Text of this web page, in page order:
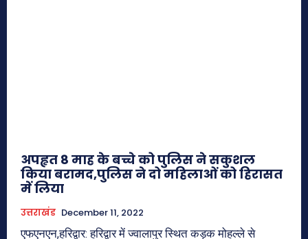
अपहृत 8 माह के बच्चे को पुलिस ने सकुशल
किया बरामद,पुलिस ने दो महिलाओं को हिरासत
में लिया
उत्तराखंड December 11, 2022
एफएनएन,हरिद्वार: हरिद्वार में ज्वालापुर स्थित कड़क मोहल्ले से